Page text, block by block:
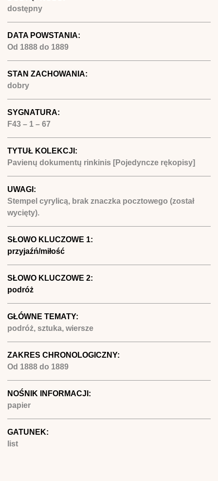
dostępny
DATA POWSTANIA:
Od 1888 do 1889
STAN ZACHOWANIA:
dobry
SYGNATURA:
F43 – 1 – 67
TYTUŁ KOLEKCJI:
Pavienų dokumentų rinkinis [Pojedyncze rękopisy]
UWAGI:
Stempel cyrylicą, brak znaczka pocztowego (został
wycięty).
SŁOWO KLUCZOWE 1:
przyjaźń/miłość
SŁOWO KLUCZOWE 2:
podróż
GŁÓWNE TEMATY:
podróż, sztuka, wiersze
ZAKRES CHRONOLOGICZNY:
Od 1888 do 1889
NOŚNIK INFORMACJI:
papier
GATUNEK:
list